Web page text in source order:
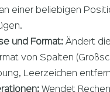
einer beliebigen
und Format:Ändert
von Spalten
Leerzeichen
Wendet